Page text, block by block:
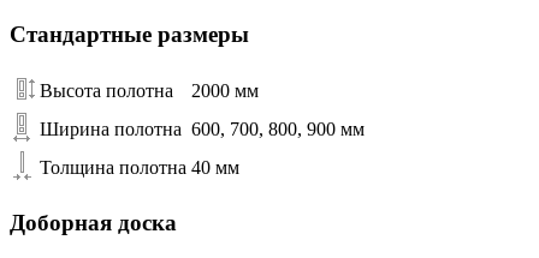
Стандартные размеры
Высота полотна
2000 мм
Ширина полотна 600, 700, 800, 900 мм
Толщина полотна 40 мм
Доборная доска